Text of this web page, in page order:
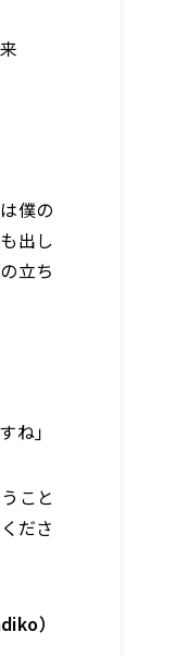
僕の
出し
立ち
ね」
こと
ださ
）